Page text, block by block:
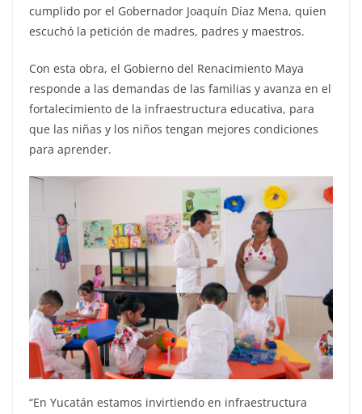
cumplido por el Gobernador Joaquín Díaz Mena, quien
escuchó la petición de madres, padres y maestros.
Con esta obra, el Gobierno del Renacimiento Maya
responde a las demandas de las familias y avanza en el
fortalecimiento de la infraestructura educativa, para
que las niñas y los niños tengan mejores condiciones
para aprender.
“En Yucatán estamos invirtiendo en infraestructura